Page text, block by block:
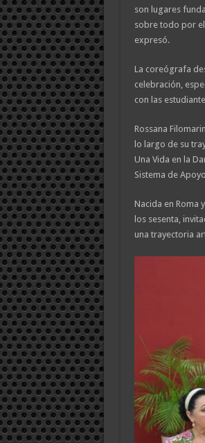
son lugares
sobre todo por
expresó.
La coreógrafa
celebración,
con las
Rossana
lo largo de su
Una Vida en la
Sistema de
Nacida en Roma
los sesenta,
una trayectoria